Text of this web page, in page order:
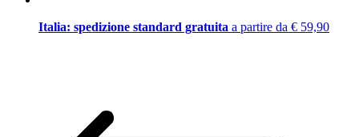
Italia: spedizione standard gratuita a partire da € 59,90